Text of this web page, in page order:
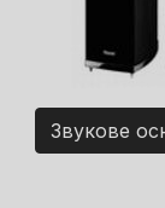
Звукове